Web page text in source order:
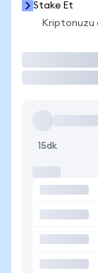
Stake Et
Kriptonuzu
15dk